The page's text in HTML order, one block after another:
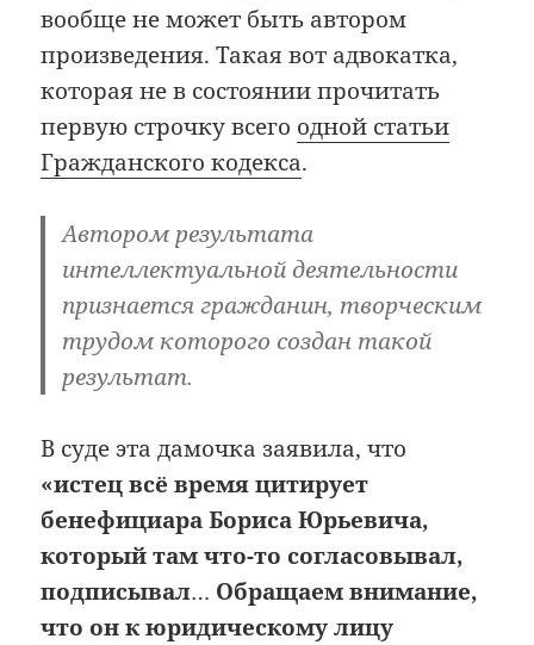
вообще не может быть автором
произведения. Такая вот адвокатка,
которая не в состоянии прочитать
первую строчку всего одной статьи
Гражданского кодекса.
Автором результата
интеллектуальной деятельности
признается гражданин, творческим
трудом которого создан такой
результат.
В суде эта дамочка заявила, что
«истец всё время цитирует
бенефициара Бориса Юрьевича,
который там что-то согласовывал,
подписывал… Обращаем внимание,
что он к юридическому лицу